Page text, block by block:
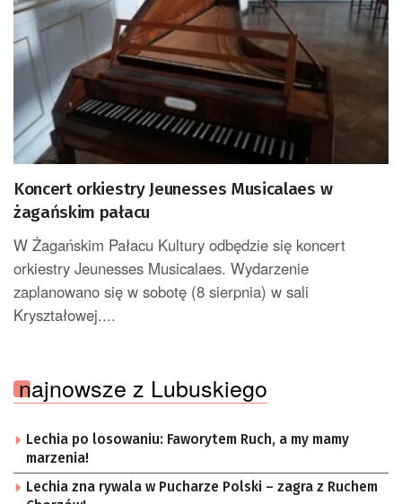
Koncert orkiestry Jeunesses Musicalaes w
żagańskim pałacu
W Żagańskim Pałacu Kultury odbędzie się koncert
orkiestry Jeunesses Musicalaes. Wydarzenie
zaplanowano się w sobotę (8 sierpnia) w sali
Kryształowej....
najnowsze z Lubuskiego
Lechia po losowaniu: Faworytem Ruch, a my mamy
marzenia!
Lechia zna rywala w Pucharze Polski – zagra z Ruchem